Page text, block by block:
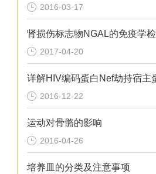
2016-03-17
肾损伤标志物NGAL的免疫学检
2017-04-20
详解HIV编码蛋白Nef劫持宿主
2016-12-22
运动对骨骼的影响
2016-04-26
培养皿的分类及注意事项